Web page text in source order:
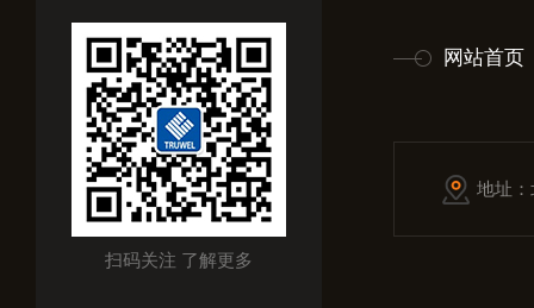
扫码关注 了解更多
网站首页
地址